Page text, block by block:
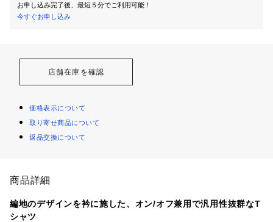
お申し込み完了後、最短５分でご利用可能！
今すぐお申し込み
店舗在庫を確認
価格表示について
取り寄せ商品について
返品交換について
商品詳細
編地のデザインを衿に施した、オン/オフ兼用で汎用性抜群なT
シャツ